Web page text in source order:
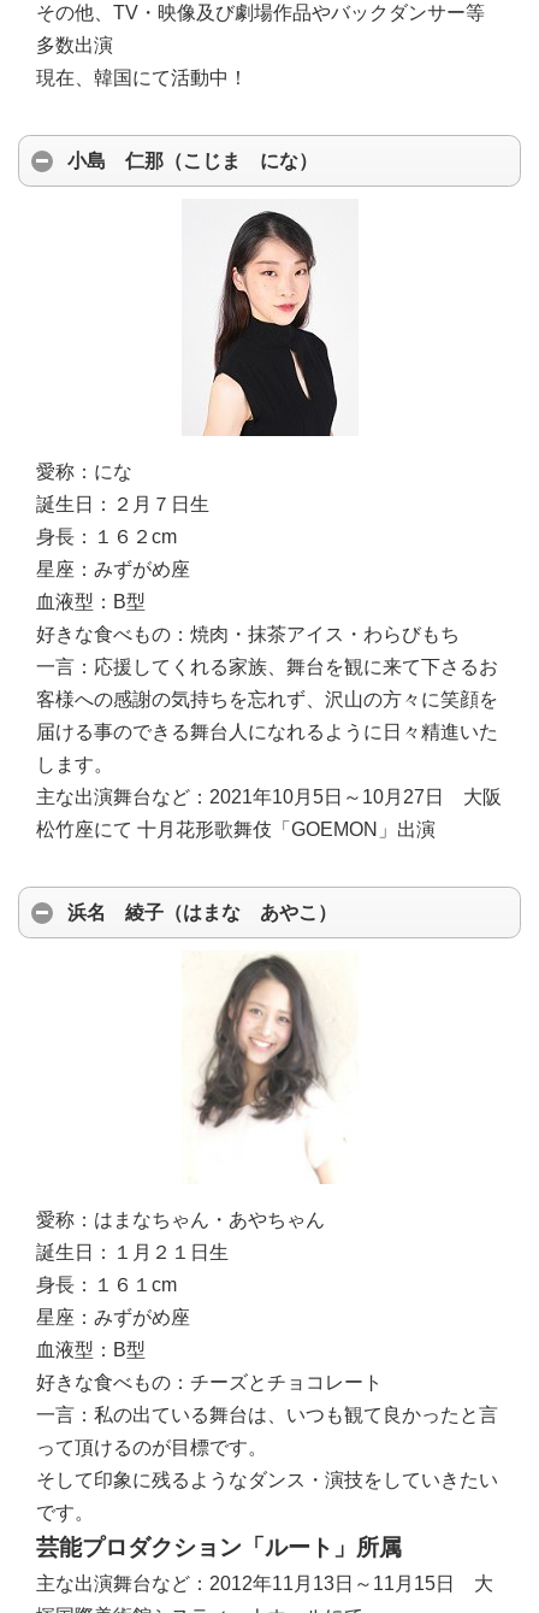
その他、TV・映像及び劇場作品やバックダンサー等
多数出演
現在、韓国にて活動中！
小島 仁那（こじま にな）
愛称： にな
誕生日：
２月７日生
身長：
１６２cm
星座： みずがめ座
血液型： B型
好きな食べもの： 焼肉・抹茶アイス・わらびもち
一言： 応援してくれる家族、舞台を観に来て下さるお
客様への感謝の気持ちを忘れず、沢山の方々に笑顔を
届ける事のできる舞台人になれるように日々精進いた
します。
主な出演舞台など： 2021年10月5日～10月27日 大阪
松竹座にて 十月花形歌舞伎「GOEMON」出演
浜名 綾子（はまな あやこ）
愛称： はまなちゃん・あやちゃん
誕生日：
１月２１日生
身長：
１６１cm
星座： みずがめ座
血液型： B型
好きな食べもの： チーズとチョコレート
一言： 私の出ている舞台は、いつも観て良かったと言
って頂けるのが目標です。
そして印象に残るようなダンス・演技をしていきたい
です。
芸能プロダクション「ルート」所属
主な出演舞台など： 2012年11月13日～11月15日 大